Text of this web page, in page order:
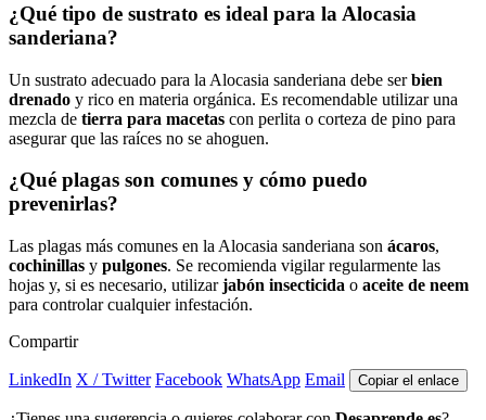
¿Qué tipo de sustrato es ideal para la Alocasia
sanderiana?
Un sustrato adecuado para la Alocasia sanderiana debe serbien
drenado y rico en materia orgánica. Es recomendable utilizar una
mezcla de tierra para macetas con perlita o corteza de pino para
asegurar que las raíces no se ahoguen.
¿Qué plagas son comunes y cómo puedo
prevenirlas?
Las plagas más comunes en la Alocasia sanderiana son ácaros,
cochinillas y pulgones. Se recomienda vigilar regularmente las
hojas y, si es necesario, utilizarjabón insecticida o aceite de neem
para controlar cualquier infestación.
Compartir
LinkedIn X / Twitter Facebook WhatsApp Email Copiar el enlace